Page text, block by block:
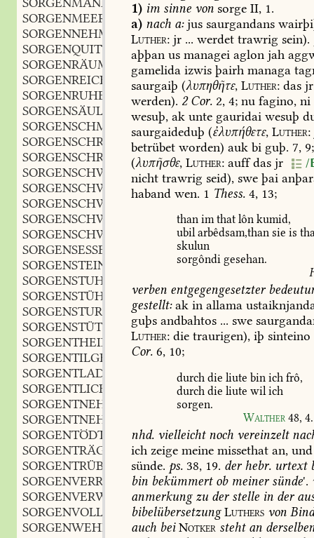
SORGENMEER
SORGENNEHMER
m.
SORGENQUITT
SORGENRÄUMER
m.
SORGENREICH
adj.
SORGENRUHE
SORGENSÄULE
SORGENSCHMERZ
SORGENSCHRANKEN m.
SORGENSCHREIBER, m.
SORGENSCHWANGER ,adj.
SORGENSCHWARM
m.
SORGENSCHWEISZ
SORGENSCHWER
SORGENSCHWERE
SORGENSESSEL
SORGENSTEIN
SORGENSTUHL
SORGENSTÜHLCHEN ,n.
SORGENSTURM
m.
SORGENSTÜTZE
SORGENTHEILER
m.
SORGENTILGER
m.
SORGENTLADENER
SORGENTLICH
SORGENTNEHMEND
SORGENTNEHMUNG
SORGENTÖDTER
m.
SORGENTRÄGER
m.
SORGENTRÜB
SORGENVERRINGERUNG,f.
SORGENVERWIEGEND,part.
SORGENVOLL
SORGENWEHEN
1) im sinne von sorge II, 1.
a) nach a:jus saurgandans
Luther: jr ... werdet trawrig sein).
aþþan us managei aglon jah
gamelida izwis þairh managa
saurgaiþ (λυπηθῆτε, Luther: das jr
werden). 2Cor. 2, 4; nu fagino, ni
wesuþ, ak unte gauridai wesuþ
saurgaideduþ (ἐλυπήθετε, Luther:
betrübet worden) auk bi guþ. 7, 9;
(λυπῆσθε, Luther: auffdas jr /
nicht trawrig seid), swe þai
haband wen. 1 Thess. 4, 13;
than imthat lôn kumid,
ubilarbêdsam,than sie is
skulun
sorgôndi gesehan.
verben entgegengesetzter
gestellt:ak in allama
guþs andbahtos ... swe
Luther: die traurigen), iþ sinteino
Cor. 6, 10;
durch die liute bin ich frô,
durch die liute wil ich
sorgen.
Walther 48, 4.
nhd. vielleichtnoch vereinzelt
ich zeige meine missethat an, und
sünde. ps. 38, 19. derhebr. urtext
bin bekümmertobmeinersünde'.
anmerkungzu derstelle in der
bibelübersetzung Luthers von
auch bei Notker stehtan